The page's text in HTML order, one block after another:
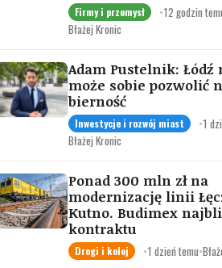
Firmy i przemysł •12 godzin
Błażej Kronic
Adam Pustelnik: Łódź
może sobie pozwolić
bierność
Inwestycje i rozwój miast •1
Błażej Kronic
Ponad 300 mln zł na
modernizację linii
Kutno. Budimex
kontraktu
Drogi i kolej •1 dzień temu•